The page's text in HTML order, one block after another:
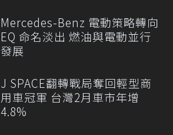
Mercedes-Benz 電動策略轉向
EQ 命名淡出 燃油與電動並行
發展
J SPACE翻轉戰局奪回輕型商
用車冠軍 台灣2月車市年增
4.8%